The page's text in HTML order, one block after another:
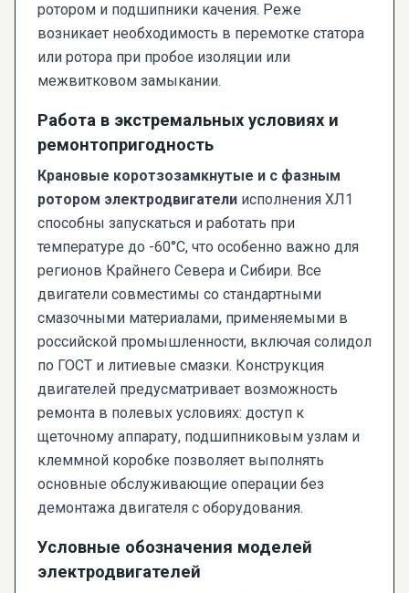
ротором и подшипники качения. Реже
возникает необходимость в перемотке статора
или ротора при пробое изоляции или
межвитковом замыкании.
Работа в экстремальных условиях и
ремонтопригодность
Крановые коротзозамкнутые и с фазным
ротором электродвигатели исполнения ХЛ1
способны запускаться и работать при
температуре до -60°C, что особенно важно для
регионов Крайнего Севера и Сибири. Все
двигатели совместимы со стандартными
смазочными материалами, применяемыми в
российской промышленности, включая солидол
по ГОСТ и литиевые смазки. Конструкция
двигателей предусматривает возможность
ремонта в полевых условиях: доступ к
щеточному аппарату, подшипниковым узлам и
клеммной коробке позволяет выполнять
основные обслуживающие операции без
демонтажа двигателя с оборудования.
Условные обозначения моделей
электродвигателей